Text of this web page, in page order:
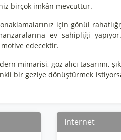
birçok imkân mevcuttur.
için gönül
ev sahipliği
edecektir.
mimarisi, göz alıcı tasarımı,
bir geziye dönüştürmek
Internet